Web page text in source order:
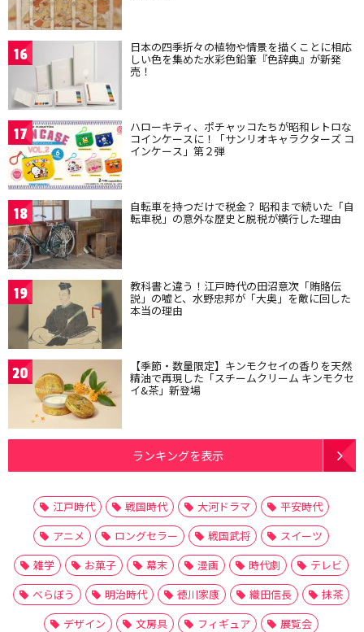
16 日本の四季折々の植物や情景を描くことに相応
しい色を集めた水彩色鉛筆『色辞典』が新発
売！
17 ハローキティ、ポチャッコたちが昭和レトロな
コインケースに！「サンリオキャラクターズ コ
インケース」第２弾
18 自転車を持つだけで税金？ 昭和まで続いた「自
転車税」の意外な歴史と脱税が横行した理由
19 教科書と違う！江戸時代の田沼意次「賄賂伝
説」の嘘と、水野忠邦が「大奥」を敵に回した
本当の理由
20 【季節・数量限定】キンモクセイの香りを天然
精油で再現した「スチームクリーム キンモクセ
イ&茶」新登場
ランキングを表示
江戸時代 戦国時代 大河ドラマ
平安時代
アニメ
ロングセラー 戦国武将
スイーツ
雑学
お菓子 幕末 漫画 時代劇
テレビ
べらぼう
明治時代 徳川家康 織田信長
抹茶
デザイン
文房具 フィギュア
展覧会